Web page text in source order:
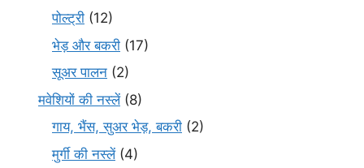
पोल्ट्री (12)
भेड़ और बकरी (17)
सूअर पालन (2)
मवेशियों की नस्लें(8)
गाय, भैंस, सुअर भेड़, बकरी (2)
मुर्गी की नस्लें(4)